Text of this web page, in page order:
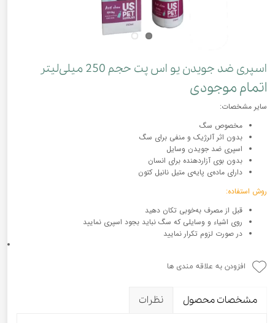
اسپری ضد جویدن یو اس پت حجم 250 ‌میلی‌لیتر
اتمام موجودی
سایر مشخصات:
مخصوص سگ
بدون اثر آلرژیک و منفی برای سگ
اسپری ضد جویدن وسایل
بدون بوی آزاردهنده برای انسان
دارای ماده‌ی پایه‌ی متیل نانیل کتون
روش استفاده:
قبل از مصرف به‌خوبی تکان دهید
روی اشیاء و وسایلی که سگ نباید بجود اسپری نمایید
در صورت لزوم تکرار نمایید
افزودن به علاقه مندی ها
مشخصات محصول نظرات